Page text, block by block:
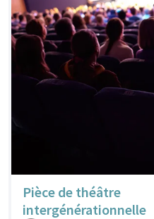
Pièce de théâtre
intergénérationnelle